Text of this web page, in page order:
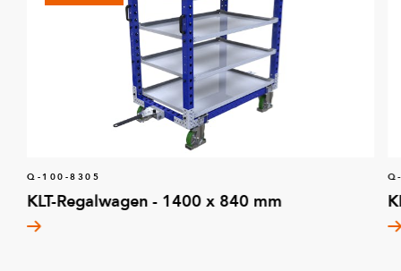
Q-100-8305
KLT-Regalwagen - 1400 x 840 mm